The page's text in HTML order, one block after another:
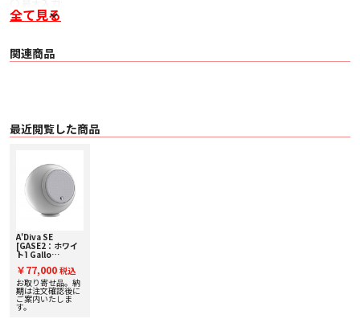
〇 フルレンジ 60 Watts
〇 80-120Hz低域カット時 125 Watts
〇 ドライバ: 3インチ 広拡散フラットダイヤフラム
〇 クロスオーバー なし
全て見る
関連商品
最近閲覧した商品
A'Diva SE
[GASE2：ホワイ
ト] Gallo
ロアコースティッ
クス] 単品スピー
カー
￥77,000 税込
お取り寄せ品。納
期は注文確認後に
ご案内いたしま
す。